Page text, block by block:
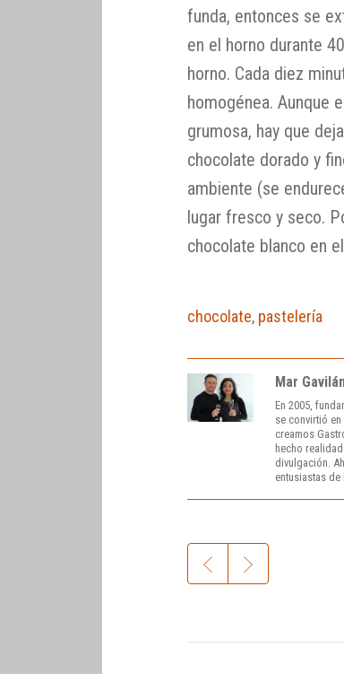
funda, entonces se
en el horno durante
horno. Cada diez
homogénea. Aunque
grumosa, hay que
chocolate dorado y
ambiente (se
lugar fresco y seco.
chocolate blanco en el
chocolate, pastelería
Mar
En 2005,
se convirtió
creamos
hecho
divulgación.
entusiastas